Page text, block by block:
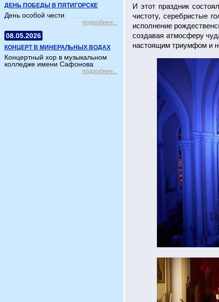
ДЕНЬ ПОБЕДЫ В ПЯТИГОРСКЕ
День особой чести
подробнее...
08.05.2026
КОНЦЕРТ В МИНЕРАЛЬНЫХ ВОДАХ
Концертный хор в музыкальном
колледже имени Сафонова
подробнее...
И этот праздник
чистоту, серебристые
исполнение
создавая атмосферу
настоящим триумфом и